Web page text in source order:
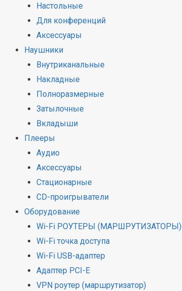
Настольные
Для конференций
Аксессуары
Наушники
Внутриканальные
Накладные
Полноразмерные
Затылочные
Вкладыши
Плееры
Аудио
Аксессуары
Стационарные
CD-проигрыватели
Оборудование
Wi-Fi РОУТЕРЫ (МАРШРУТИЗАТОРЫ)
Wi-Fi точка доступа
Wi-Fi USB-адаптер
Адаптер PCI-E
VPN роутер (маршрутизатор)